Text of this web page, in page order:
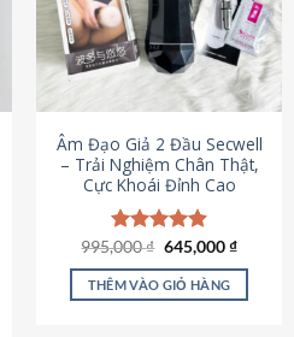
Âm Đạo Giả 2 Đầu Secwell
– Trải Nghiệm Chân Thật,
Cực Khoái Đỉnh Cao
Được xếp
hạng4.88
5 sao
995,000₫ Giá
là:
995,000 ₫.
645,000₫Giá
tại
THÊM VÀO GIỎ HÀNG